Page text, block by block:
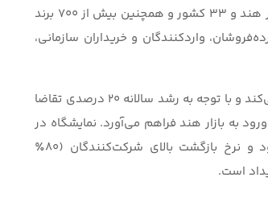
نمایشگاه هر سال میزبان بیش از 42 هزار بازدیدکننده تجاری از 600 شهر هند و 33 کشور و همچنین بیش از 700 برند
خرده‌فروشان، واردکنندگان و خریداران سازمانی،
این رویداد نقش مهمی در شکل‌گیری طراحی و تغییرات بازار هند ایفا می‌کند و با توجه به رشد سالانه ۲۰ درصدی تقاضا
به بازار هند فراهم می‌آورد. نمایشگاه در
دو نوبت (جولای و دسامبر) متناسب با فصل‌های خرید برگزار می‌شود و نرخ بازگشت بالای شرکت‌کنندگان (۸۰٪